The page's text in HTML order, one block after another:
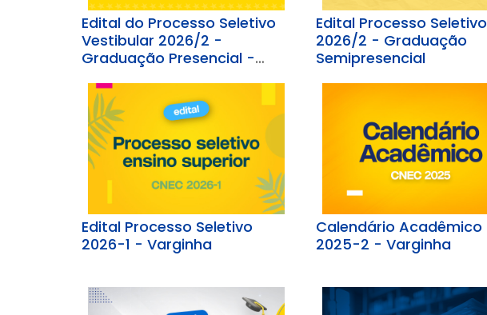
Edital do Processo Seletivo
Vestibular 2026/2 -
Graduação Presencial -
Edital Processo Seletivo
2026/2 - Graduação
Semipresencial
Edital Processo Seletivo
2026-1 - Varginha
Calendário Acadêmico
2025-2 - Varginha